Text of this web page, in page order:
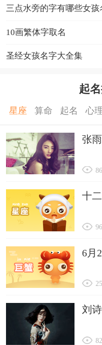
三点水旁的字有哪些女孩
10画繁体字取名
圣经女孩名字大全集
起
星座 算命 起名 心
张
十
6月
刘